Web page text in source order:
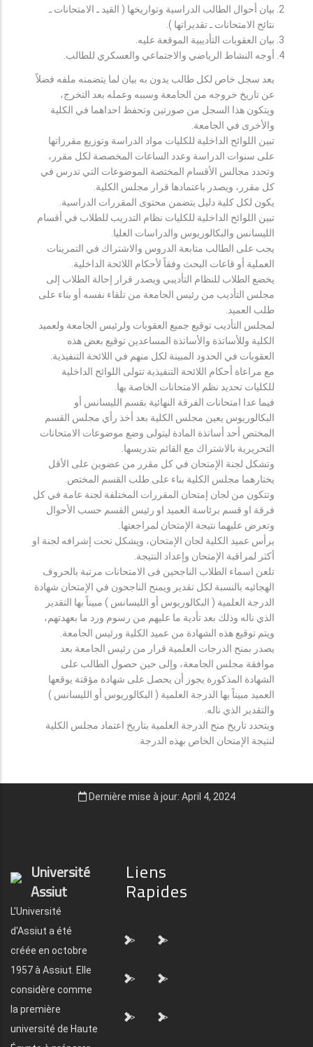
بيان أحوال الطالب الدراسية وتواريخها ( القيد ـ الامتحانات ـ
نتائح الامتحانات ـ تقديراتها ).
بيان العقوبات التأديبية الموقعة عليه.
أوجه النشاط الرياضي والاجتماعي والعسكري للطالب.
يعد سجل خاص لكل طالب يدون به بيان لما يتضمنه ملفه فضلاً
عن تاريخ خروجه من الجامعة وسببه وعمله بعد التخرج،
ويتكون هذا السجل من صورتين وتحفظ احداهما في الكلية
والأخرى في الجامعة.
تبين اللوائح الداخلية للكليات مواد الدراسة وتوزيع مقرراتها
على سنوات الدراسة وعدد الساعات المخصصة لكل مقرر،
وتحدد مجالس الأقسام المختصة الموضوعات التي تدرس في
كل مقرر، ويصدر باعتمادها قرار مجلس الكلية.
يكون لكل كلية دليل يتضمن محتوى المقررات الدراسية.
تبين اللوائح الداخلية للكليات نظام التدريب للطلاب في أقسام
الليسانس والبكالوريوس والدراسات العليا.
يجب على الطالب متابعة الدروس والاشتراك في التمرينات
العملية أو قاعات البحث وفقاً لأحكام اللائحة الداخلية.
يخضع الطلاب للنظام التأديبي ويصدر قرار إحالة الطلاب إلى
مجلس التأديب من رئيس الجامعة من تلقاء نفسه أو بناء على
طلب العميد.
لمجلس التأديب توقيع جميع العقوبات ولرئيس الجامعة ولعميد
الكلية وللأساتذة والأساتذة المساعدين توقيع بعض هذه
العقوبات في الحدود المبينة لكل منهم في اللائحة التنفيذية.
مع مراعاة أحكام اللائحة التنفيذية تتولى اللوائح الداخلية
للكليات تحديد نظم الامتحانات الخاصة بها.
فيما عدا امتحانات الفرقة النهائية بقسم الليسانس أو
البكالوريوس يعين مجلس الكلية بعد أخذ رأي مجلس القسم
المختص أحد أساتذة المادة ليتولى وضع موضوعات الامتحانات
التحريرية بالاشتراك مع القائم بتدريسها.
وتشكل لجنة الإمتحان في كل مقرر من عضوين على الأقل
يختارهما مجلس الكلية بناء على طلب القسم المختص.
وتتكون من لجان إمتحان المقررات المختلفة لجنة عامة في كل
فرقة او قسم برئاسة العميد او رئيس القسم حسب الأحوال
وتعرض عليهما نتيجة الإمتحان لمراجعتها.
يرأس عميد الكلية لجان الإمتحان، ويشكل تحت إشرافه لجنة او
أكثر لمراقبة الإمتحان وإعداد النتيجة.
تلعن اسماء الطلاب الناجحين فى الامتحانات مرتبة بالحروف
الهجائيه بالنسبة لكل تقدير ويمنح الناجحون في الإمتحان شهادة
الدرجة العلمية ( البكالوريوس أو الليسانس ) مبيناً بها التقدير
الذي ناله وذلك بعد تأدية ما عليهم من رسوم ورد ما بعهدتهم،
ويتم توقيع هذه الشهادة من عميد الكلية ورئيس الجامعة.
يصدر بمنح الدرجات العلمية قرار من رئيس الجامعة بعد
موافقة مجلس الجامعة، وإلى حين حصول الطالب على
الشهادة المذكورة يجوز أن يحصل على شهادة مؤقتة يوقعها
العميد مبيناً بها الدرجة العلمية ( البكالوريوس أو الليسانس )
والتقدير الذي ناله.
ويتحدد تاريخ منح الدرجة العلمية بتاريخ اعتماد مجلس الكلية
لنتيجة الإمتحان الخاص بهذه الدرجة.
Dernière mise à jour: April 4, 2024
Université
Assiut
L'Université
d'Assiut a été
créée en octobre
1957 à Assiut. Elle
considère comme
la première
université de Haute
Liens
Rapides
"> ">
"> ">
"> ">